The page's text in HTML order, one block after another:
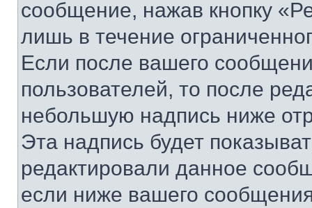
сообщение, нажав кнопку
лишь в течение
Если после вашего
пользователей, то после
небольшую надпись ниже
Эта надпись будет
редактировали данное
если ниже вашего